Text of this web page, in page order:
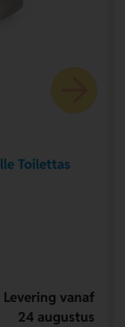
Toilettas
Levering vanaf
24 augustus